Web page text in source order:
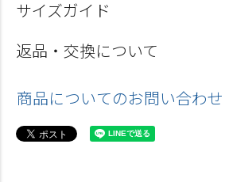
サイズガイド
返品・交換について
商品についてのお問い合わせ